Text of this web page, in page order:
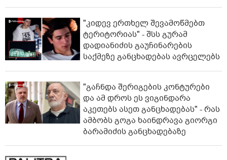
"კიდევ ერთხელ შევამოწმებთ
ტერიტორიას" - შსს გურამ
დადიანიძის გაუჩინარების
საქმეზე განცხადებას ავრცელებს
"გაჩნდა შერიგების კონტურები
და ამ დროს ეს ვიგინდარა
აკეთებს ასეთ განცხადებას" - რას
ამბობს გოგა ხაინდრავა გიორგი
ბარამიძის განცხადებაზე